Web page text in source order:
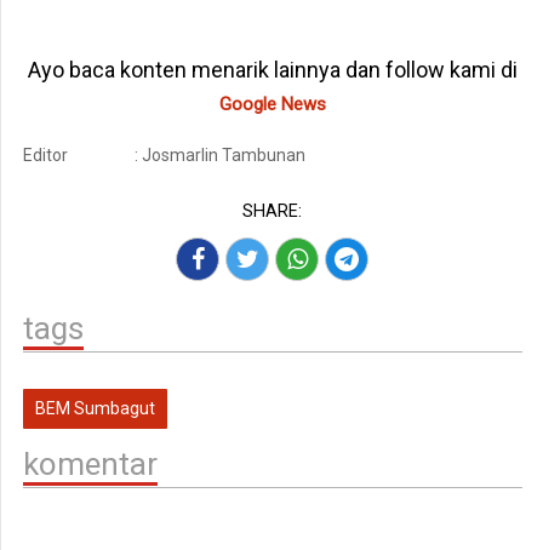
Ayo baca konten menarik lainnya dan follow kami di
Google News
Editor : Josmarlin Tambunan
SHARE:
tags
BEM Sumbagut
komentar